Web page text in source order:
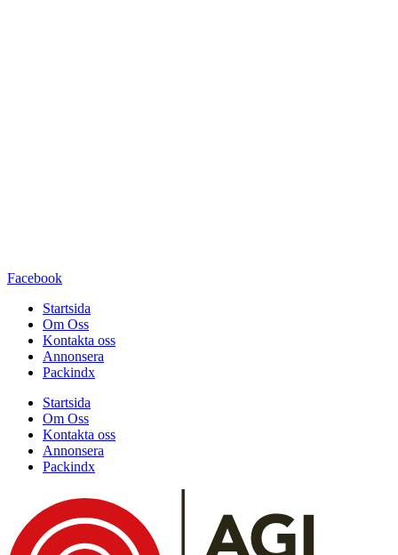
Facebook
Startsida
Om Oss
Kontakta oss
Annonsera
Packindx
Startsida
Om Oss
Kontakta oss
Annonsera
Packindx